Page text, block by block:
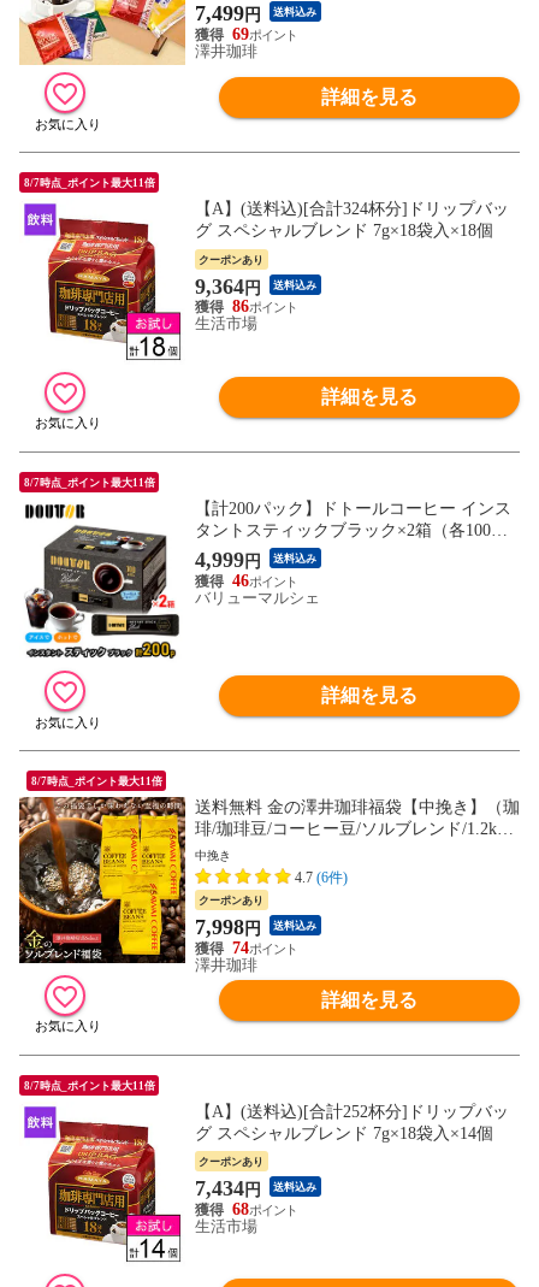
7,499円 送料込み
69
澤井珈琲
詳細を見る
8/7時点_ポイント最大11倍
【A】(送料込)[合計324杯分]ドリップバッ
グ スペシャルブレンド 7g×18袋入×18個
クーポンあり
9,364円 送料込み
86
生活市場
詳細を見る
8/7時点_ポイント最大11倍
【計200パック】ドトールコーヒー インス
タントスティックブラック×2箱（各100パ
ック）
4,999円 送料込み
46
バリューマルシェ
詳細を見る
8/7時点_ポイント最大11倍
送料無料 金の澤井珈琲福袋【中挽き】（珈
琲/珈琲豆/コーヒー豆/ソルブレンド/1.2kg/1
20杯分）
中挽き
4.7 (6件)
クーポンあり
7,998円 送料込み
74
澤井珈琲
詳細を見る
8/7時点_ポイント最大11倍
【A】(送料込)[合計252杯分]ドリップバッ
グ スペシャルブレンド 7g×18袋入×14個
クーポンあり
7,434円 送料込み
68
生活市場